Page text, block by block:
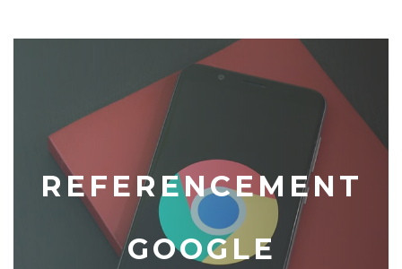
REFERENCEMENT
GOOGLE